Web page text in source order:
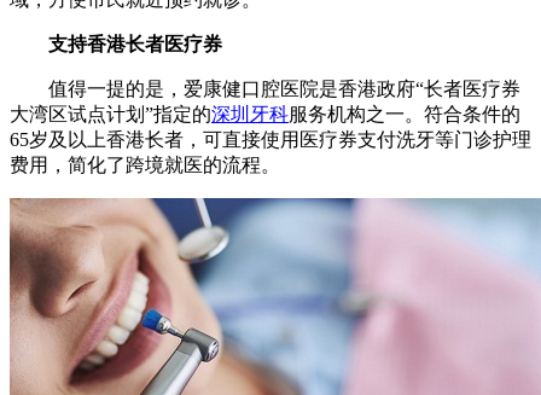
支持香港长者医疗券
值得一提的是，爱康健口腔医院是香港政府“长者医疗券
大湾区试点计划”指定的深圳牙科服务机构之一。符合条件的
65岁及以上香港长者，可直接使用医疗券支付洗牙等门诊护理
费用，简化了跨境就医的流程。